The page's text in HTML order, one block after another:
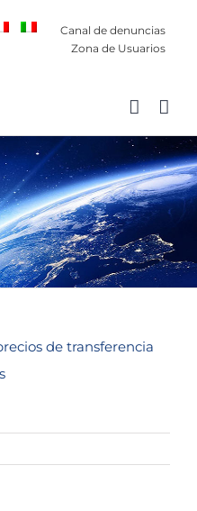
Canal de denuncias
Zona de Usuarios
de transferencia